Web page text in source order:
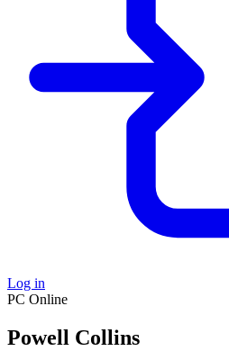
Log in
PC Online
Powell Collins